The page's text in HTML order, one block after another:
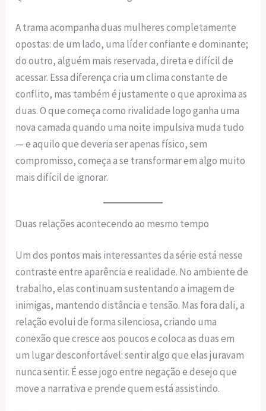
A trama acompanha duas mulheres completamente
opostas: de um lado, uma líder confiante e dominante;
do outro, alguém mais reservada, direta e difícil de
acessar. Essa diferença cria um clima constante de
conflito, mas também é justamente o que aproxima as
duas. O que começa como rivalidade logo ganha uma
nova camada quando uma noite impulsiva muda tudo
— e aquilo que deveria ser apenas físico, sem
compromisso, começa a se transformar em algo muito
mais difícil de ignorar.
Duas relações acontecendo ao mesmo tempo
Um dos pontos mais interessantes da série está nesse
contraste entre aparência e realidade. No ambiente de
trabalho, elas continuam sustentando a imagem de
inimigas, mantendo distância e tensão. Mas fora dali, a
relação evolui de forma silenciosa, criando uma
conexão que cresce aos poucos e coloca as duas em
um lugar desconfortável: sentir algo que elas juravam
nunca sentir. É esse jogo entre negação e desejo que
move a narrativa e prende quem está assistindo.